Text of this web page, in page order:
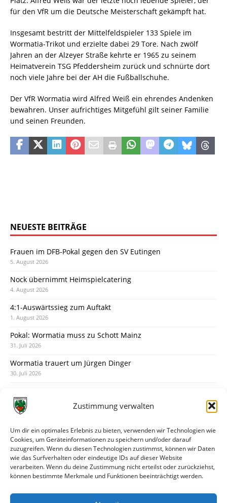
Zustimmung verwalten
Um dir ein optimales Erlebnis zu bieten, verwenden wir Technologien wie
Cookies, um Geräteinformationen zu speichern und/oder darauf
zuzugreifen. Wenn du diesen Technologien zustimmst, können wir Daten
wie das Surfverhalten oder eindeutige IDs auf dieser Website
verarbeiten. Wenn du deine Zustimmung nicht erteilst oder zurückziehst,
können bestimmte Merkmale und Funktionen beeinträchtigt werden.
für den VfR um die Deutsche Meisterschaft gekämpft hat.
Insgesamt bestritt der Mittelfeldspieler 133 Spiele im
Wormatia-Trikot und erzielte dabei 29 Tore. Nach zwölf
Jahren an der Alzeyer Straße kehrte er 1965 zu seinem
Heimatverein TSG Pfeddersheim zurück und schnürte dort
noch viele Jahre bei der AH die Fußballschuhe.
Der VfR Wormatia wird Alfred Weiß ein ehrendes Andenken
bewahren. Unser aufrichtiges Mitgefühl gilt seiner Familie
und seinen Freunden.
NEUESTE BEITRÄGE
Frauen im DFB-Pokal gegen den SV Eutingen
5. August 2026
Nock übernimmt Heimspielcatering
4. August 2026
4:1-Auswärtssieg zum Auftakt
1. August 2026
Pokal: Wormatia muss zu Schott Mainz
31. Juli 2026
Wormatia trauert um Jürgen Dinger
30. Juli 2026
28. Juli 2026
28. Juli 2026
Neue Podcast-Folge: So tickt Björn!
27. Juli 2026
Eindrücke vom Stadionfest